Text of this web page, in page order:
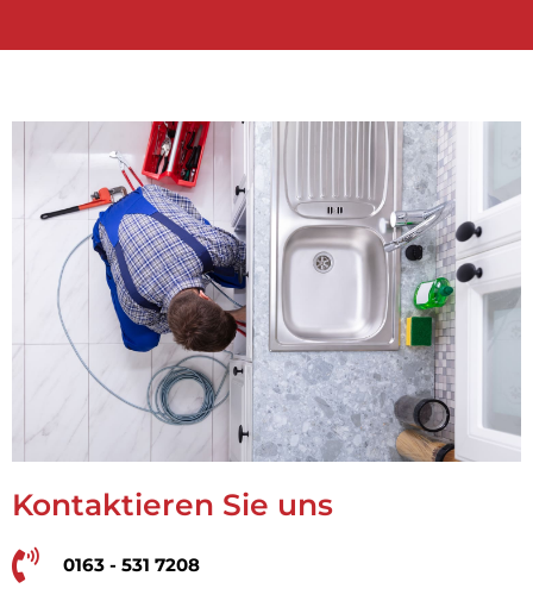
Kontaktieren Sie uns
0163 - 531 7208